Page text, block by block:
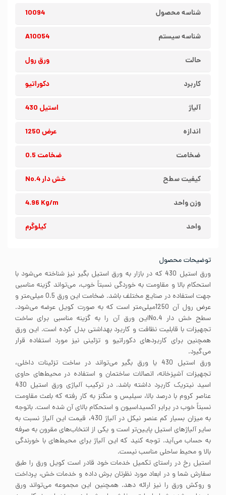
شناسه محصول 10094
شناسه سیستم A10054
حالت ورق رول
کاربرد دکوراتیو
آلیاژ استیل 430
اندازه عرض 1250
ضخامت ضخامت 0.5
کیفیت سطح خش دار No.4
وزن واحد 4.96 Kg/m
واحد کیلوگرم
توضیحات محصول
ورق استیل 430 که در بازار به ورق استیل بگیر نیز شناخته می‌شود با
استحکام بالا و مقاومت به خوردگی نسبتاً خوب، می‌تواند گزینه مناسبی
جهت استفاده در صنایع مختلف باشد. ضخامت این ورق 0.5 میلی‌متر و
عرض رول آن 1250میلی‌متر است که به صورت کویل عرضه می‌شود.
سطح خش دار No.4این ورق آن را به گزینه مناسبی برای ساخت
تجهیزات با قابلیت نظافت و کاربرد بهداشتی بدل کرده است. این ورق
همچنین برای کاربردهای دکوراتیو و تزئینی نیز مورد استفاده قرار
می‌گیرد.
ورق استیل 430 یا ورق بگیر می‌تواند در ساخت تزئینات داخلی،
تجهیزات آشپزخانه، اتصالات ساختمان و استفاده در محیط‌های حاوی
اسید نیتریک کاربرد داشته باشد. در ترکیب آلیاژی ورق استیل 430
عناصر کروم با درصد بالا، سیلیس و منگنز به کار رفته که باعث مقاومت
نسبتاً خوب در برابر اکسیداسیون و استحکام بالای آن شده است. باتوجه
به میزان بسیار کم عنصر نیکل در آلیاژ 430، قیمت این آلیاژ نسبت به
سایر آلیاژهای استیل پایین‌تر است و یکی از انتخاب‌های مقرون به صرفه
به حساب می‌آید. توجه کنید که این آلیاژ برای محیط‌های با خورندگی
بالا و محیط ساحلی مناسب نیست.
استیل رخ در راستای تکمیل خدمات خود قادر است کویل ورق را طبق
سفارش شما و در ابعاد مورد نظرتان برش داده و خدمات خش، پرداخت
و روکش ورق را نیز ارائه دهد. همچنین این مجموعه می‌تواند ورق